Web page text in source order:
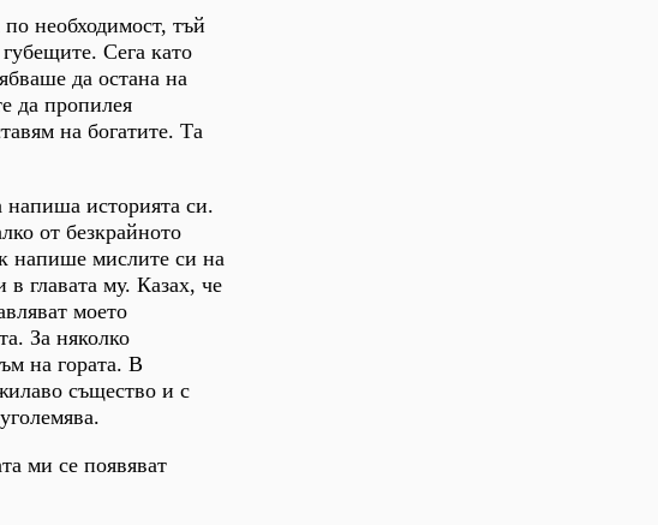
необходимост, тъй
Сега като
да остана на
да пропилея
на богатите. Та
историята си.
от безкрайното
напише мислите си на
в главата му. Казах, че
моето
За няколко
на гората. В
същество и с
ми се появяват